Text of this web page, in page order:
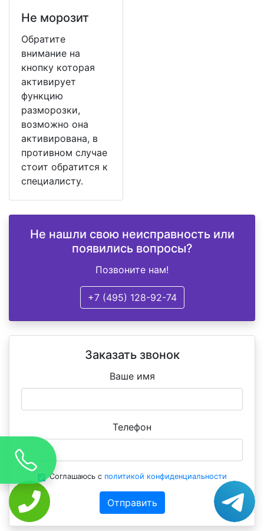
Не морозит
Обратите
внимание на
кнопку которая
активирует
функцию
разморозки,
возможно она
активирована, в
противном случае
стоит обратится к
специалисту.
Не нашли свою неисправность или
появились вопросы?
Позвоните нам!
+7 (495) 128-92-74
Заказать звонок
Ваше имя
Телефон
Соглашаюсь с политикой конфиденциальности
Отправить